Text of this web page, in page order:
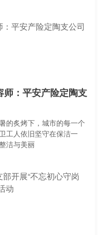
：平安产险定陶支
的炙烤下，城市的每一个
工人依旧坚守在保洁一
洁与美丽